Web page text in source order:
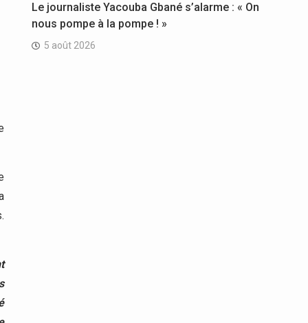
Le journaliste Yacouba Gbané s’alarme : « On
nous pompe à la pompe ! »
5 août 2026